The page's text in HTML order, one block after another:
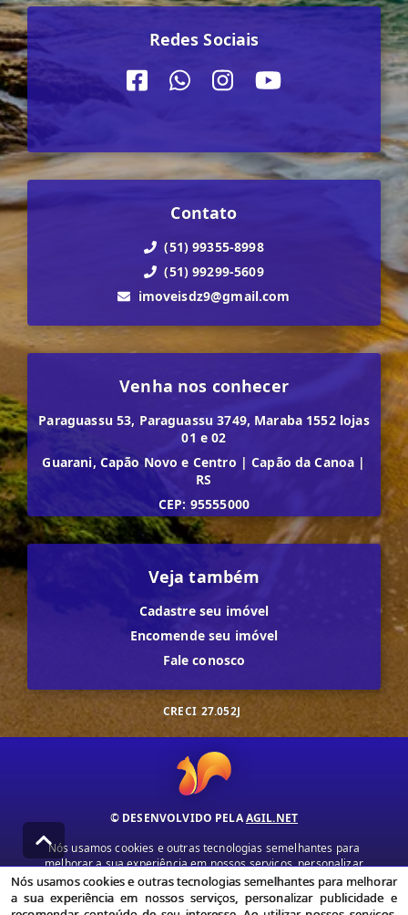
Redes Sociais
Contato
(51) 99355-8998
(51) 99299-5609
imoveisdz9@gmail.com
Venha nos conhecer
Paraguassu 53, Paraguassu 3749, Maraba 1552 lojas
01 e 02
Guarani, Capão Novo e Centro | Capão da Canoa |
RS
CEP: 95555000
Veja também
Cadastre seu imóvel
Encomende seu imóvel
Fale conosco
CRECI 27.052J
© DESENVOLVIDO PELAAGIL.NET
Nós usamos cookies e outras tecnologias semelhantes para
melhorar a sua experiência em nossos serviços, personalizar
publicidade e recomendar conteúdo de seu interesse. Ao utilizar
nossos serviços, você concorda com nossa política de privacidade e
termos de uso.
Nós usamos cookies e outras tecnologias semelhantes para melhorar
a sua experiência em nossos serviços, personalizar publicidade e